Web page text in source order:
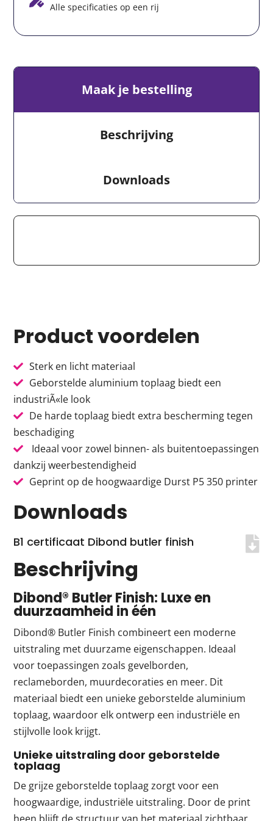
Alle specificaties op een rij
Maak je bestelling
Beschrijving
Downloads
Product voordelen
Sterk en licht materiaal
Geborstelde aluminium toplaag biedt een
industriÃ«le look
De harde toplaag biedt extra bescherming tegen
beschadiging
Ideaal voor zowel binnen- als buitentoepassingen
dankzij weerbestendigheid
Geprint op de hoogwaardige Durst P5 350 printer
Beschrijving
Dibond® Butler Finish: Luxe en
duurzaamheid in één
Dibond® Butler Finish combineert een moderne
uitstraling met duurzame eigenschappen. Ideaal
voor toepassingen zoals gevelborden,
reclameborden, muurdecoraties en meer. Dit
materiaal biedt een unieke geborstelde aluminium
toplaag, waardoor elk ontwerp een industriële en
stijlvolle look krijgt.
Unieke uitstraling door geborstelde
toplaag
De grijze geborstelde toplaag zorgt voor een
hoogwaardige, industriële uitstraling. Door de print
heen blijft de structuur van het materiaal zichtbaar,
Downloads
B1 certificaat Dibond butler finish